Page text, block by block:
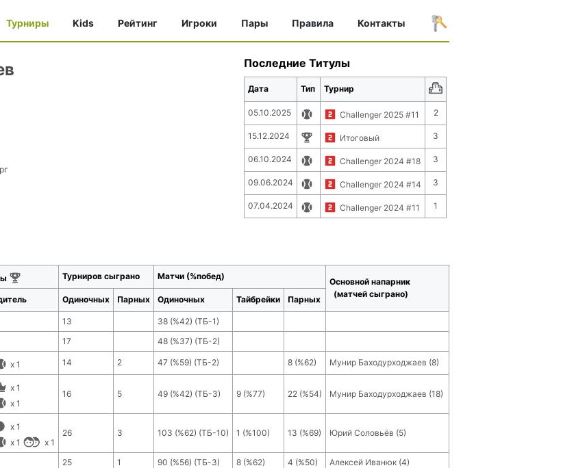
Турниры Kids Рейтинг Игроки Пары Правила Контакты
Последние Титулы
Дата Тип Турнир
05.10.2025 Challenger 2025 #11 2
15.12.2024 Итоговый 3
06.10.2024 Challenger 2024 #18 3
09.06.2024 Challenger 2024 #14 3
07.04.2024 Challenger 2024 #11 1
Турниров сыграно Матчи (%побед)
Основной напарник
(матчей сыграно)
Одиночных Парных Одиночных Тайбрейки Парных
13 38 (%42) (ТБ-1)
17 48 (%37) (ТБ-2)
x 1 14 2 47 (%59) (ТБ-2) 8 (%62) Мунир Баходурходжаев (8)
x 1
x 1
16 5 49 (%42) (ТБ-3) 9 (%77) 22 (%54) Мунир Баходурходжаев (18)
x 1
x 1 x 1
26 3 103 (%62) (ТБ-10) 1 (%100) 13 (%69) Юрий Соловьёв (5)
25 1 90 (%56) (ТБ-3) 8 (%62) 4 (%50) Алексей Иванюк (4)